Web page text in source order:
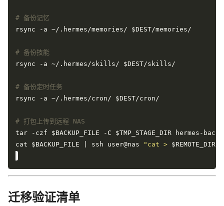
# 备份记忆
# 备份技能
# 备份定时任务
# 打包上传到远程 NAS
cat $BACKUP_FILE | ssh user@nas "cat > $REMOTE_DIR
迁移验证清单